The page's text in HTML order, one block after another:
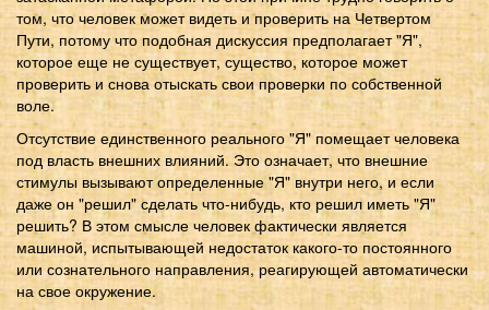
том, что человек может видеть и проверить на Четвертом
Пути, потому что подобная дискуссия предполагает "Я",
которое еще не существует, существо, которое может
проверить и снова отыскать свои проверки по собственной
воле.
Отсутствие единственного реального "Я" помещает человека
под власть внешних влияний. Это означает, что внешние
стимулы вызывают определенные "Я" внутри него, и если
даже он "решил" сделать что-нибудь, кто решил иметь "Я"
решить? В этом смысле человек фактически является
машиной, испытывающей недостаток какого-то постоянного
или сознательного направления, реагирующей автоматически
на свое окружение.